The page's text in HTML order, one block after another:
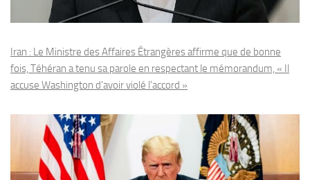
Iran : Le Ministre des Affaires Étrangères affirme que de bonne
fois, Téhéran a tenu sa parole en respectant le mémorandum, « Il
accuse Washington d’avoir violé l’accord »